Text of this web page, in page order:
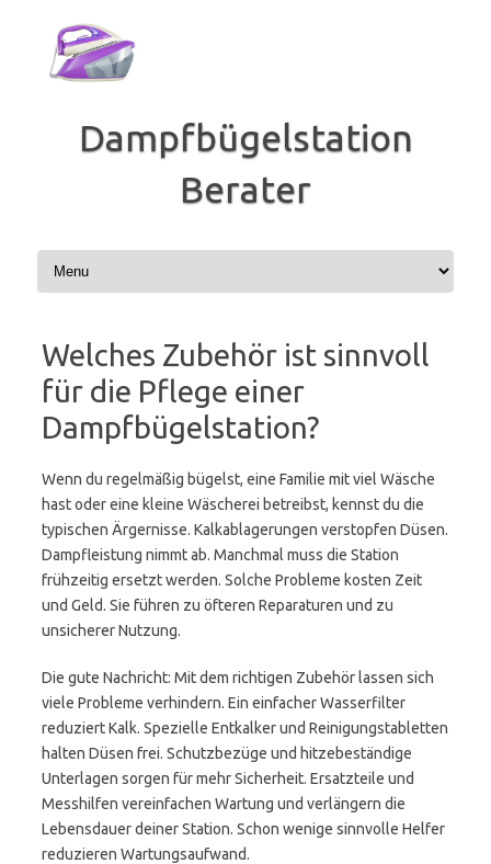
springen
Dampfbügelstation
Berater
Welches Zubehör ist sinnvoll
für die Pflege einer
Dampfbügelstation?
Wenn du regelmäßig bügelst, eine Familie mit viel Wäsche
hast oder eine kleine Wäscherei betreibst, kennst du die
typischen Ärgernisse. Kalkablagerungen verstopfen Düsen.
Dampfleistung nimmt ab. Manchmal muss die Station
frühzeitig ersetzt werden. Solche Probleme kosten Zeit
und Geld. Sie führen zu öfteren Reparaturen und zu
unsicherer Nutzung.
Die gute Nachricht: Mit dem richtigen Zubehör lassen sich
viele Probleme verhindern. Ein einfacher Wasserfilter
reduziert Kalk. Spezielle Entkalker und Reinigungstabletten
halten Düsen frei. Schutzbezüge und hitzebeständige
Unterlagen sorgen für mehr Sicherheit. Ersatzteile und
Messhilfen vereinfachen Wartung und verlängern die
Lebensdauer deiner Station. Schon wenige sinnvolle Helfer
reduzieren Wartungsaufwand.